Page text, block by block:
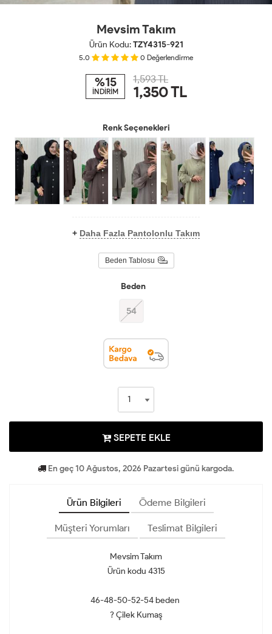
Mevsim Takım
Ürün Kodu:TZY4315-921
5.0 0 Değerlendirme
%15
İNDİRİM
1,593 TL
1,350TL
Renk Seçenekleri
+ Daha Fazla Pantolonlu Takım
Beden Tablosu
Beden
54
SEPETE EKLE
En geç 10 Ağustos, 2026 Pazartesi günü kargoda.
Ürün Bilgileri Ödeme Bilgileri
Müşteri Yorumları Teslimat Bilgileri
Mevsim Takım
Ürün kodu 4315
46-48-50-52-54 beden
? Çilek Kumaş